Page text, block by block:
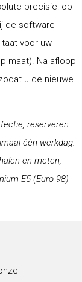
precisie: op
de software
voor uw
maat). Na afloop
u de nieuwe
reserveren
één werkdag.
en meten,
E5 (Euro 98)